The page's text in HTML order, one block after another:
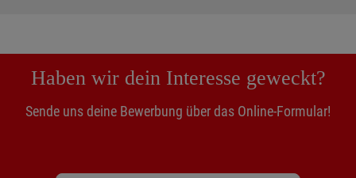
Haben wir dein Interesse geweckt?
Sende uns deine Bewerbung über das Online-Formular!